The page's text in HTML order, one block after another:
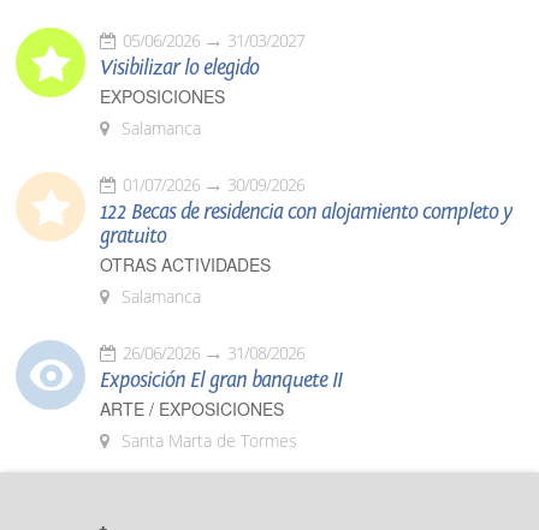
05/06/2026 31/03/2027
Visibilizar lo elegido
EXPOSICIONES
Salamanca
01/07/2026 30/09/2026
122 Becas de residencia con alojamiento completo y
gratuito
OTRAS ACTIVIDADES
Salamanca
26/06/2026 31/08/2026
Exposición El gran banquete II
ARTE / EXPOSICIONES
Santa Marta de Tormes